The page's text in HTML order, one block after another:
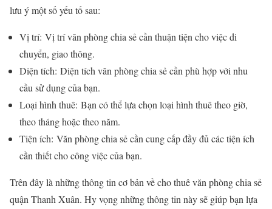
lưu ý một số yếu tố sau:
Vị trí: Vị trí văn phòng chia sẻ cần thuận tiện cho việc di
chuyển, giao thông.
Diện tích: Diện tích văn phòng chia sẻ cần phù hợp với nhu
cầu sử dụng của bạn.
Loại hình thuê: Bạn có thể lựa chọn loại hình thuê theo giờ,
theo tháng hoặc theo năm.
Tiện ích: Văn phòng chia sẻ cần cung cấp đầy đủ các tiện ích
cần thiết cho công việc của bạn.
Trên đây là những thông tin cơ bản về cho thuê văn phòng chia sẻ
quận Thanh Xuân. Hy vọng những thông tin này sẽ giúp bạn lựa